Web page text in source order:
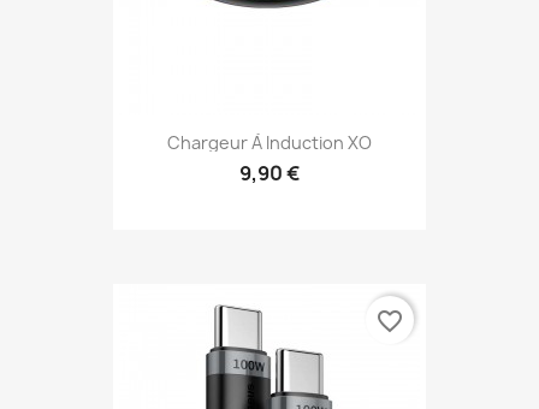
Chargeur À Induction XO
9,90 €
favorite_border